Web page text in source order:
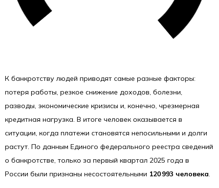
К банкротству людей приводят самые разные факторы:
потеря работы, резкое снижение доходов, болезни,
разводы, экономические кризисы и, конечно, чрезмерная
кредитная нагрузка. В итоге человек оказывается в
ситуации, когда платежи становятся непосильными и долги
растут. По данным Единого федерального реестра сведений
о банкротстве, только за первый квартал 2025 года в
России были признаны несостоятельными 120 993 человека.